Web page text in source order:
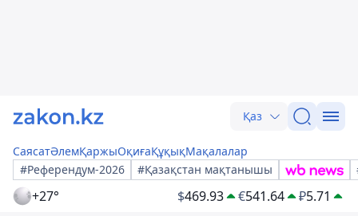
Қаз
СаясатӘлемҚаржыОқиғаҚұқықМақалалар
#Референдум-2026
#Қазақстан мақтанышы
+27° $469.93 €541.64 ₽5.71